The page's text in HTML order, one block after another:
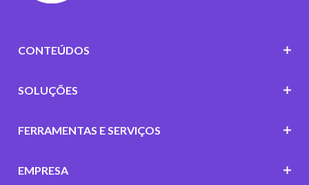
CONTEÚDOS
SOLUÇÕES
FERRAMENTAS E SERVIÇOS
EMPRESA